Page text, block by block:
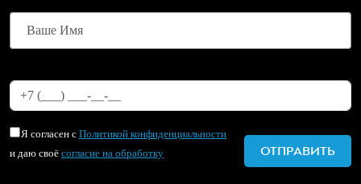
Я согласен с Политикой конфиденциальности
и даю своё согласие на обработку